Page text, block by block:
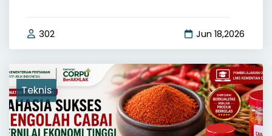
302 Jun 18,2026
Teknis